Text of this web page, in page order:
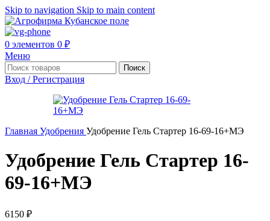
Skip to navigation Skip to main content
0 элементов 0 ₽
Меню
Поиск
Вход / Регистрация
Главная Удобрения Удобрение Гель Стартер 16-69-16+МЭ
Удобрение Гель Стартер 16-
69-16+МЭ
6150 ₽